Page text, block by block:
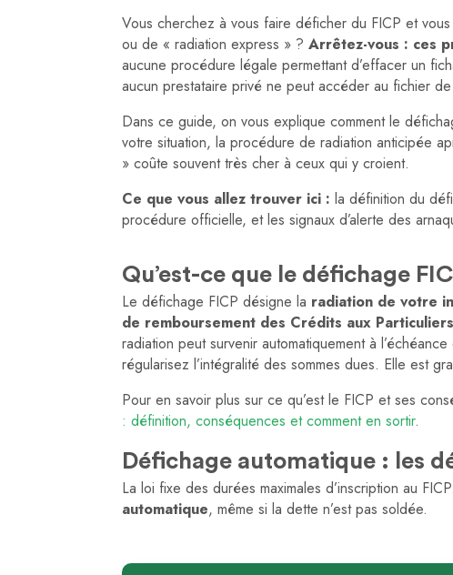
Vous cherchez à vous faire déficher du FICP et
ou de « radiation express » ?Arrêtez-vous : ces
aucune procédure légale permettant d’effacer un
aucun prestataire privé ne peut accéder au fichier
Dans ce guide, on vous explique comment le
votre situation, la procédure de radiation anticipée
» coûte souvent très cher à ceux qui y croient.
Ce que vous allez trouver ici : la définition du
procédure officielle, et les signaux d’alerte des
Qu’est-ce que le défichage
Le défichage FICP désigne la radiation de votre
de remboursement des Crédits aux Particuliers
radiation peut survenir automatiquement à
régularisez l’intégralité des sommes dues. Elle est
Pour en savoir plus sur ce qu’est le FICP et ses
: définition, conséquences et comment en sortir.
Défichage automatique : les
La loi fixe des durées maximales d’inscription au
automatique, même si la dette n’est pas soldée.